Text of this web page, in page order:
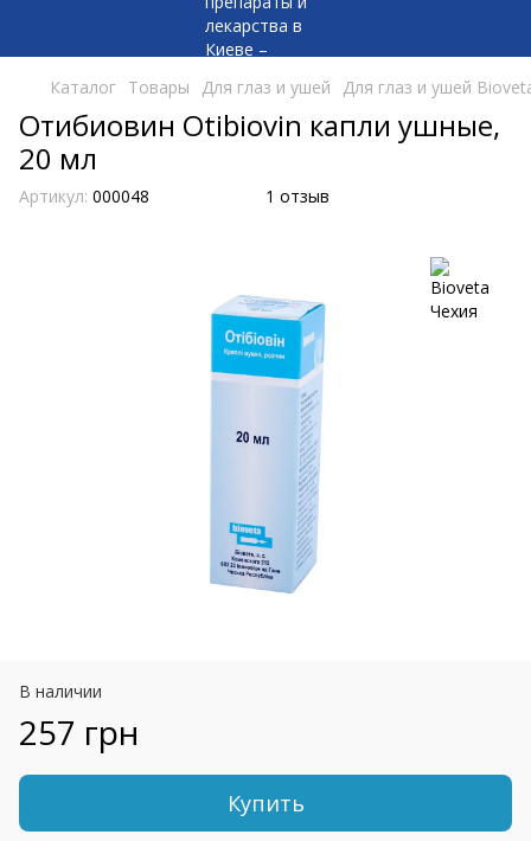
Каталог Товары Для глаз и ушей Для глаз и ушей
Отибиовин Otibiovin капли ушные,
20 мл
Артикул: 000048 1 отзыв
В наличии
257 грн
Купить